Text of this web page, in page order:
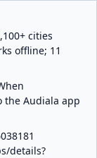
cities
offline; 11
the Audiala app
details?